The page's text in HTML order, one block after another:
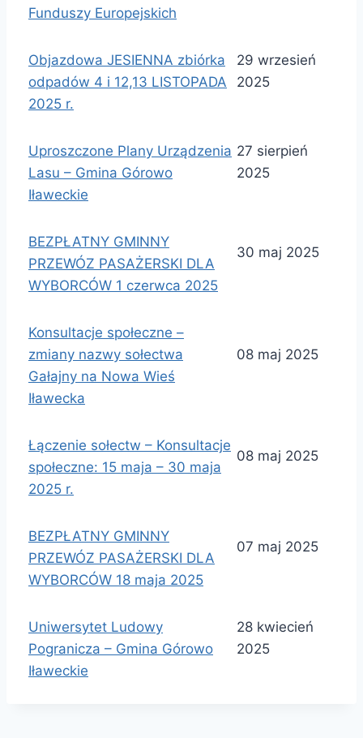
Funduszy Europejskich
Objazdowa JESIENNA zbiórka
odpadów 4 i 12,13 LISTOPADA
2025 r.
29 wrzesień
2025
Uproszczone Plany Urządzenia
Lasu – Gmina Górowo
Iławeckie
27 sierpień
2025
BEZPŁATNY GMINNY
PRZEWÓZ PASAŻERSKI DLA
WYBORCÓW 1 czerwca 2025
30 maj 2025
Konsultacje społeczne –
zmiany nazwy sołectwa
Gałajny na Nowa Wieś
Iławecka
08 maj 2025
Łączenie sołectw – Konsultacje
społeczne: 15 maja – 30 maja
2025 r.
08 maj 2025
BEZPŁATNY GMINNY
PRZEWÓZ PASAŻERSKI DLA
WYBORCÓW 18 maja 2025
07 maj 2025
Uniwersytet Ludowy
Pogranicza – Gmina Górowo
Iławeckie
28 kwiecień
2025